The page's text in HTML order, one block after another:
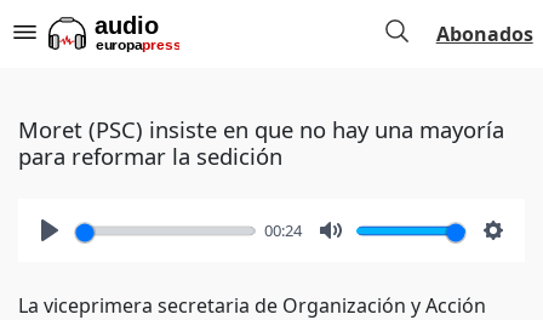
Abonados
Moret (PSC) insiste en que no hay una mayoría
para reformar la sedición
00:24
La viceprimera secretaria de Organización y Acción